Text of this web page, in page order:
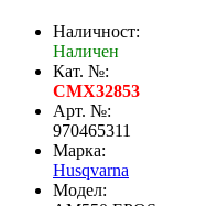
Наличност:
Наличен
Кат. №:
CMX32853
Арт. №:
970465311
Марка:
Husqvarna
Модел: